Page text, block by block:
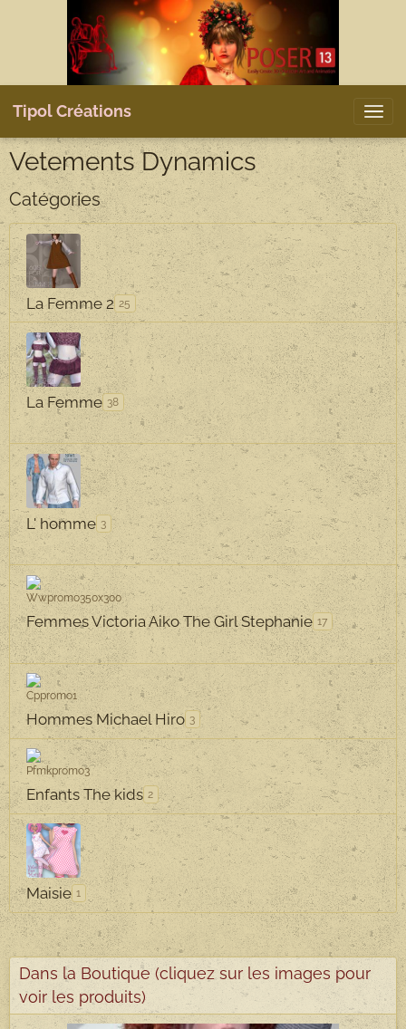
Tipol Créations
Vetements Dynamics
Catégories
La Femme 2 25
La Femme 38
L' homme 3
Femmes Victoria Aiko The Girl Stephanie 17
Hommes Michael Hiro 3
Enfants The kids 2
Maisie 1
Dans la Boutique (cliquez sur les images pour
voir les produits)